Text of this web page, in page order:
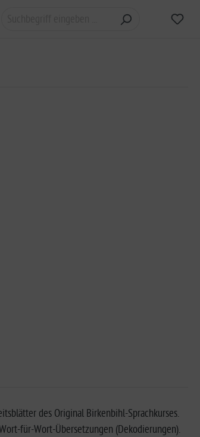
des Original Birkenbihl-Sprachkurses.
für-Wort-Übersetzungen (Dekodierungen).